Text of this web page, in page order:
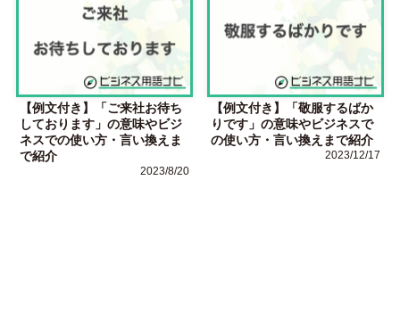
【例文付き】「ご来社お待ち
しております」の意味やビジ
ネスでの使い方・言い換えま
で紹介
2023/8/20
【例文付き】「敬服するばか
りです」の意味やビジネスで
の使い方・言い換えまで紹介
2023/12/17